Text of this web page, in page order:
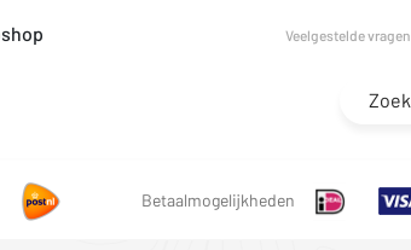
Veelgestelde vragen
Betaalmogelijkheden